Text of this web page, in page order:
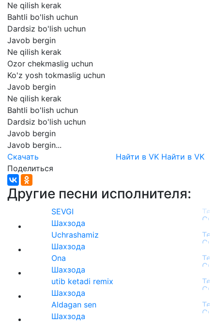
Ne qilish kerak
Bahtli bo'lish uchun
Dardsiz bo'lish uchun
Javob bergin
Ne qilish kerak
Ozor chekmaslig uchun
Ko'z yosh tokmaslig uchun
Javob bergin
Ne qilish kerak
Bahtli bo'lish uchun
Dardsiz bo'lish uchun
Javob bergin
Javob bergin...
Скачать
Найти в VK Найти в VK
Поделиться
Другие песни исполнителя:
SEVGI
Шахзода
Uchrashamiz
Шахзода
Ona
Шахзода
utib ketadi remix
Шахзода
Aldagan sen
Шахзода